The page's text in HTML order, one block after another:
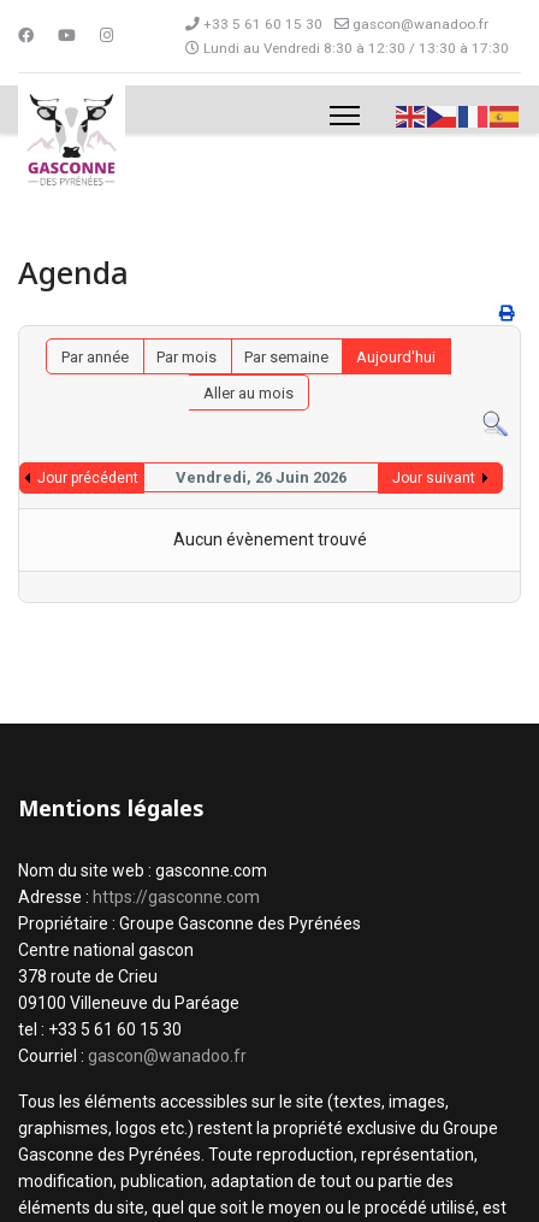
+33 5 61 60 15 30
gascon@wanadoo.fr
Lundi au Vendredi 8:30 à 12:30 / 13:30 à 17:30
Agenda
Par année Par mois Par semaine
Aujourd'hui
Aller au mois
Jour précédent Vendredi, 26 Juin 2026 Jour suivant
Aucun évènement trouvé
Mentions légales
Nom du site web : gasconne.com
Adresse : https://gasconne.com
Propriétaire : Groupe Gasconne des Pyrénées
Centre national gascon
378 route de Crieu
09100 Villeneuve du Paréage
tel : +33 5 61 60 15 30
Courriel : gascon@wanadoo.fr
Tous les éléments accessibles sur le site (textes, images,
graphismes, logos etc.) restent la propriété exclusive du Groupe
Gasconne des Pyrénées. Toute reproduction, représentation,
modification, publication, adaptation de tout ou partie des
éléments du site, quel que soit le moyen ou le procédé utilisé, est